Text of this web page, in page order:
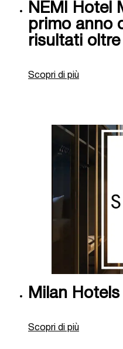
NEMI Hotel
primo anno
risultati
Scopri di più
Milan Hotels
Scopri di più